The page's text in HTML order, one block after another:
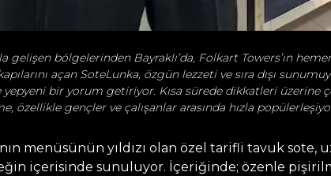
gelişen bölgelerinden Bayraklı’da, Folkart Towers’ın
açan SoteLunka, özgün lezzeti ve sıra dışı
yepyeni bir yorum getiriyor. Kısa sürede dikkatleri üzerine
özellikle gençler ve çalışanlar arasında hızla
menüsünün yıldızı olan özel tarifli tavuk sote,
içerisinde sunuluyor. İçeriğinde; özenle